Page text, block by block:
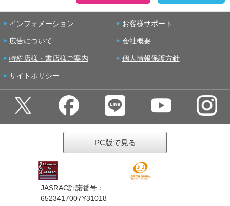
インフォメーション お客様サポート
広告について 会社概要
特約店様・書店様ご案内 個人情報保護方針
サイトポリシー
PC版で見る
JASRAC許諾番号：
6523417007Y31018